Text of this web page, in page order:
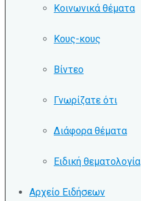
Κοινωνικά θέματα
Κους-κους
Βίντεο
Γνωρίζατε ότι
Διάφορα θέματα
Ειδική θεματολογία
Αρχείο Ειδήσεων